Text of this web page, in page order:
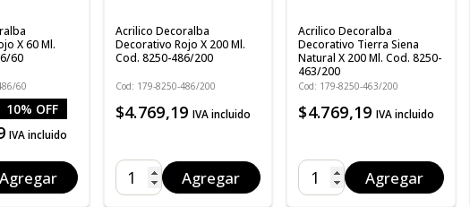
X 60 Ml.
60
60
10% OFF
IVA incluido
Agregar
Acrilico Decoralba
Decorativo Rojo X 200 Ml.
Cod. 8250-486/200
Cod: 179-8250-486/200
$4.769,19 IVA incluido
Agregar
Acrilico Decoralba
Decorativo Tierra Siena
Natural X 200 Ml. Cod. 8250-
463/200
Cod: 179-8250-463/200
$4.769,19 IVA incluido
Agregar